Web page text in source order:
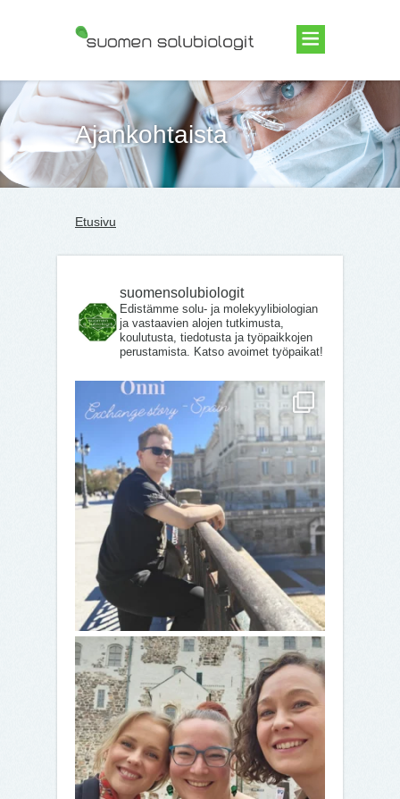
Suomen Solubiologit ry
Ajankohtaista
Etusivu
suomensolubiologit
Edistämme solu- ja molekyylibiologian
ja vastaavien alojen tutkimusta,
koulutusta, tiedotusta ja työpaikkojen
perustamista. Katso avoimet työpaikat!